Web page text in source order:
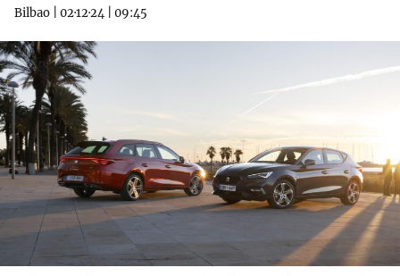
Bilbao
02·12·24 09:45